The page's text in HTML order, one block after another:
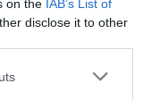
on the IAB’s List of
disclose it to other